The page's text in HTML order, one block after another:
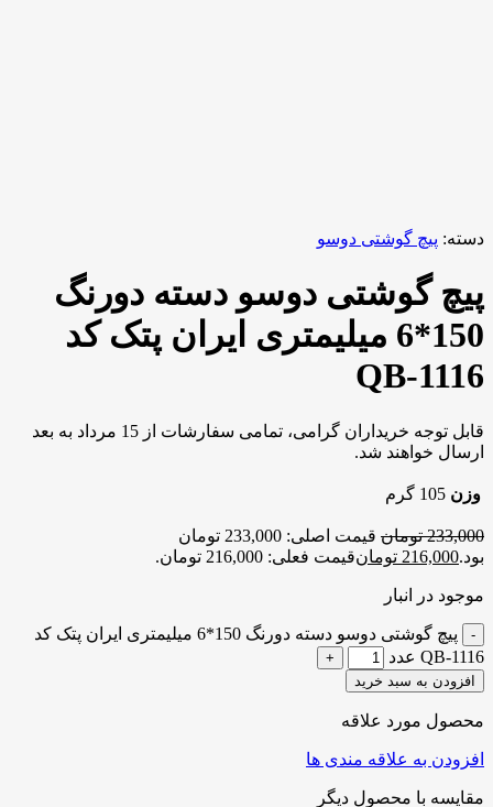
دسته: پیچ گوشتی دوسو
پیچ گوشتی دوسو دسته دورنگ
150*6 میلیمتری ایران پتک کد
QB-1116
قابل توجه خریداران گرامی، تمامی سفارشات از 15 مرداد به بعد
ارسال خواهند شد.
وزن 105 گرم
233,000 تومان
قیمت اصلی: 233,000 تومان
بود.216,000 تومانقیمت فعلی: 216,000 تومان.
موجود در انبار
پیچ گوشتی دوسو دسته دورنگ 150*6 میلیمتری ایران پتک کد
QB-1116 عدد
افزودن به سبد خرید
محصول مورد علاقه
افزودن به علاقه مندی ها
مقایسه با محصول دیگر